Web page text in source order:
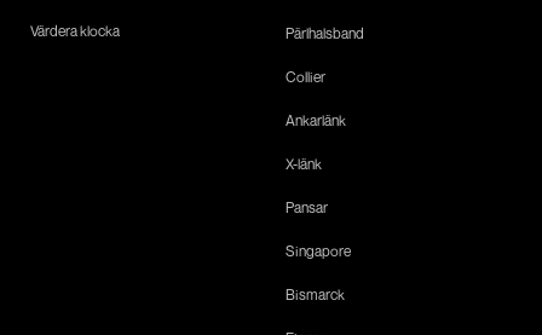
Värdera klocka Pärlhalsband
Collier
Ankarlänk
X-länk
Pansar
Singapore
Bismarck